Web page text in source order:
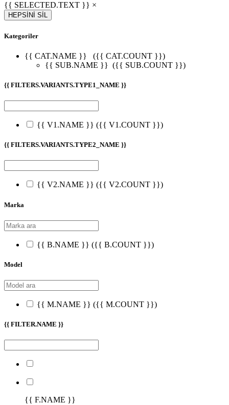
{{ SELECTED.TEXT }} ×
HEPSİNİ SİL
Kategoriler
{{ CAT.NAME }}
({{ CAT.COUNT }})
{{ SUB.NAME }} ({{ SUB.COUNT }})
{{ FILTERS.VARIANTS.TYPE1_NAME }}
{{ V1.NAME }} ({{ V1.COUNT }})
{{ FILTERS.VARIANTS.TYPE2_NAME }}
{{ V2.NAME }} ({{ V2.COUNT }})
Marka
{{ B.NAME }} ({{ B.COUNT }})
Model
{{ M.NAME }} ({{ M.COUNT }})
{{ FILTER.NAME }}
{{ F.NAME }}